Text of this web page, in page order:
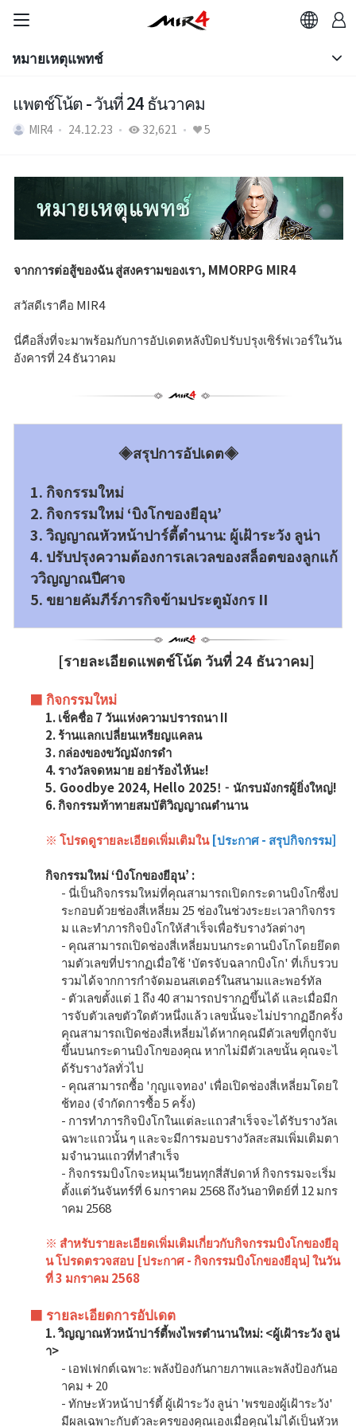
เว็บไซต์แบรนด์
ประกาศ
หมายเหตุแพทช์
อีเวนต์
การจัดอันดับ
การจัดอันดับคะแนนพลังงาน
การจัดอันดับคลาส
การจัดอันดับแคลน
Hidden Valley Capture
สงครามยึดปราสาทบิชอน
การแย่งชิงซาบัค
คู่มือเกม
เคล็ดลับพื้นฐาน
สารานุกรม
คูปอง
ใช้คูปอง
บริการลูกค้า
หมายเหตุแพทช์
ประกาศ
หมายเหตุแพทช์
แพตช์โน้ต - วันที่ 24 ธันวาคม
MIR4 24.12.23 32,621 5
จากการต่อสู้ของฉัน สู่สงครามของเรา, MMORPG MIR4
สวัสดีเราคือ MIR4
นี่คือสิ่งที่จะมาพร้อมกับการอัปเดตหลังปิดปรับปรุงเซิร์ฟเวอร์ในวัน
อังคารที่ 24 ธันวาคม
◈สรุปการอัปเดต◈
1. กิจกรรมใหม่
2. กิจกรรมใหม่ ‘บิงโกของยีอุน’
3. วิญญาณหัวหน้าปาร์ตี้ตำนาน: ผู้เฝ้าระวัง ลูน่า
4. ปรับปรุงความต้องการเลเวลของสล็อตของลูกแก้
ววิญญาณปีศาจ
5. ขยายคัมภีร์ภารกิจข้ามประตูมังกร II
[รายละเอียดแพตช์โน้ต วันที่ 24 ธันวาคม]
■ กิจกรรมใหม่
1. เช็คชื่อ 7 วันแห่งความปรารถนา II
2. ร้านแลกเปลี่ยนเหรียญแคลน
3. กล่องของขวัญมังกรดำ
4. รางวัลจดหมาย อย่าร้องไห้นะ!
5. Goodbye 2024, Hello 2025! - นักรบมังกรผู้ยิ่งใหญ่!
6. กิจกรรมท้าทายสมบัติวิญญาณตำนาน
※ โปรดดูรายละเอียดเพิ่มเติมใน[ประกาศ - สรุปกิจกรรม]
กิจกรรมใหม่ ‘บิงโกของยีอุน’ :
- นี่เป็นกิจกรรมใหม่ที่คุณสามารถเปิดกระดานบิงโกซึ่งป
ระกอบด้วยช่องสี่เหลี่ยม 25 ช่องในช่วงระยะเวลากิจกรร
ม และทำภารกิจบิงโกให้สำเร็จเพื่อรับรางวัลต่างๆ
- คุณสามารถเปิดช่องสี่เหลี่ยมบนกระดานบิงโกโดยยึดต
ามตัวเลขที่ปรากฏเมื่อใช้ 'บัตรจับฉลากบิงโก' ที่เก็บรวบ
รวมได้จากการกำจัดมอนสเตอร์ในสนามและพอร์ทัล
- ตัวเลขตั้งแต่ 1 ถึง 40 สามารถปรากฏขึ้นได้ และเมื่อมีก
ารจับตัวเลขตัวใดตัวหนึ่งแล้ว เลขนั้นจะไม่ปรากฏอีกครั้ง
คุณสามารถเปิดช่องสี่เหลี่ยมได้หากคุณมีตัวเลขที่ถูกจับ
ขึ้นบนกระดานบิงโกของคุณ หากไม่มีตัวเลขนั้น คุณจะไ
ด้รับรางวัลทั่วไป
- คุณสามารถซื้อ 'กุญแจทอง' เพื่อเปิดช่องสี่เหลี่ยมโดยใ
ช้ทอง (จำกัดการซื้อ 5 ครั้ง)
- การทำภารกิจบิงโกในแต่ละแถวสำเร็จจะได้รับรางวัลเ
ฉพาะแถวนั้น ๆ และจะมีการมอบรางวัลสะสมเพิ่มเติมตา
มจำนวนแถวที่ทำสำเร็จ
- กิจกรรมบิงโกจะหมุนเวียนทุกสี่สัปดาห์ กิจกรรมจะเริ่ม
ตั้งแต่วันจันทร์ที่ 6 มกราคม 2568 ถึงวันอาทิตย์ที่ 12 มกร
าคม 2568
※ สำหรับรายละเอียดเพิ่มเติมเกี่ยวกับกิจกรรมบิงโกของยีอุ
น โปรดตรวจสอบ [ประกาศ - กิจกรรมบิงโกของยีอุน] ในวัน
ที่ 3 มกราคม 2568
■ รายละเอียดการอัปเดต
1. วิญญาณหัวหน้าปาร์ตี้พงไพรตำนานใหม่: <ผู้เฝ้าระวัง ลูน่
า>
- เอฟเฟกต์เฉพาะ: พลังป้องกันกายภาพและพลังป้องกันอ
าคม + 20
- ทักษะหัวหน้าปาร์ตี้ ผู้เฝ้าระวัง ลูน่า 'พรของผู้เฝ้าระวัง'
มีผลเฉพาะกับตัวละครของคุณเองเมื่อคุณไม่ได้เป็นหัวห